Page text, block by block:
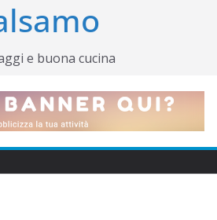
e buona cucina